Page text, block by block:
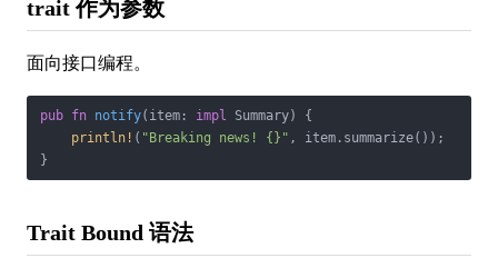
trait 作为参数
面向接口编程。
pub fn notify(item: impl Summary) {
println! ( "Breaking news! {}" , item.summarize());
}
Trait Bound 语法